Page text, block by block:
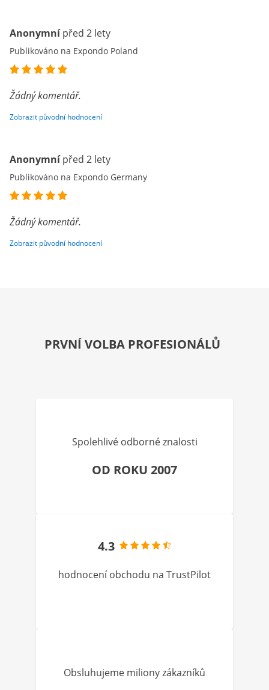
Anonymní před 2 lety
Publikováno na Expondo Poland
Žádný komentář.
Zobrazit původní hodnocení
Anonymní před 2 lety
Publikováno na Expondo Germany
Žádný komentář.
Zobrazit původní hodnocení
PRVNÍ VOLBA PROFESIONÁLŮ
Spolehlivé odborné znalosti
OD ROKU 2007
4.3
hodnocení obchodu na TrustPilot
Obsluhujeme miliony zákazníků